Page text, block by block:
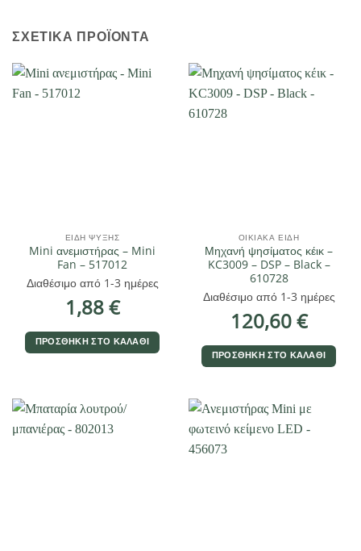
ΣΧΕΤΙΚΆ ΠΡΟΪΌΝΤΑ
ΕΊΔΗ ΨΎΞΗΣ
Mini ανεμιστήρας – Mini
Fan – 517012
Διαθέσιμο από 1-3 ημέρες
1,88€
ΠΡΟΣΘΉΚΗ ΣΤΟ ΚΑΛΆΘΙ
ΟΙΚΙΑΚΆ ΕΊΔΗ
Μηχανή ψησίματος κέικ –
KC3009 – DSP – Black –
610728
Διαθέσιμο από 1-3 ημέρες
120,60€
ΠΡΟΣΘΉΚΗ ΣΤΟ ΚΑΛΆΘΙ